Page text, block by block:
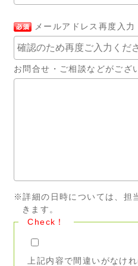
メールアドレス再度入力
お問合せ・ご相談などがござ
※詳細の日時については、担
きます。
Check！
上記内容で間違いがなけ